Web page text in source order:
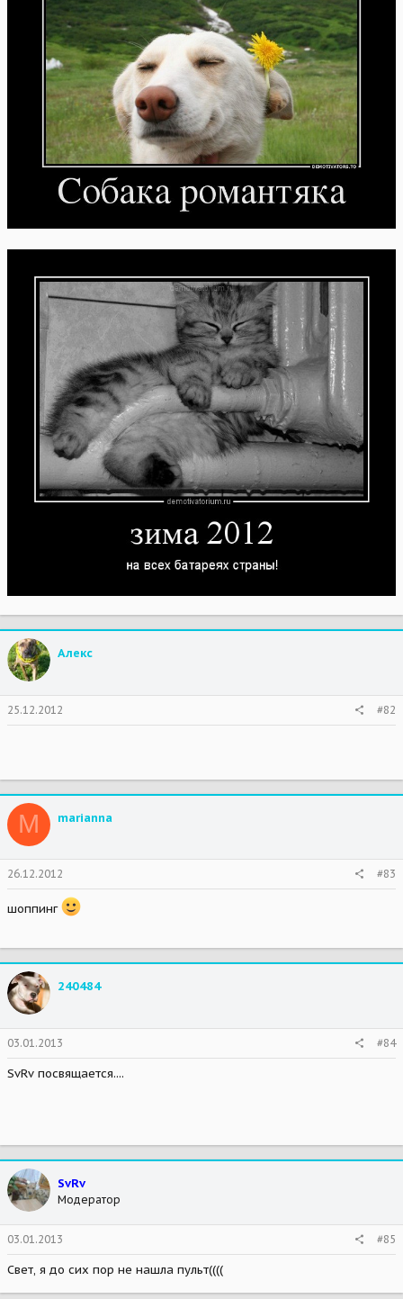
Алекс
25.12.2012 #82
M marianna
26.12.2012 #83
шоппинг
240484
03.01.2013 #84
SvRv посвящается....
SvRv
Модератор
03.01.2013 #85
Свет, я до сих пор не нашла пульт((((